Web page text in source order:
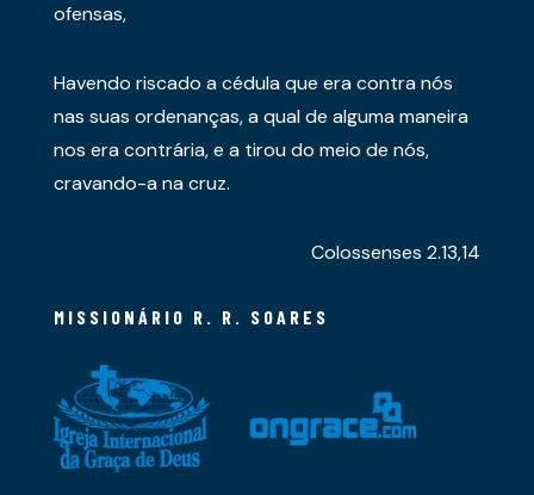
ofensas,
Havendo riscado a cédula que era contra nós
nas suas ordenanças, a qual de alguma maneira
nos era contrária, e a tirou do meio de nós,
cravando-a na cruz.
Colossenses 2.13,14
MISSIONÁRIO R. R. SOARES